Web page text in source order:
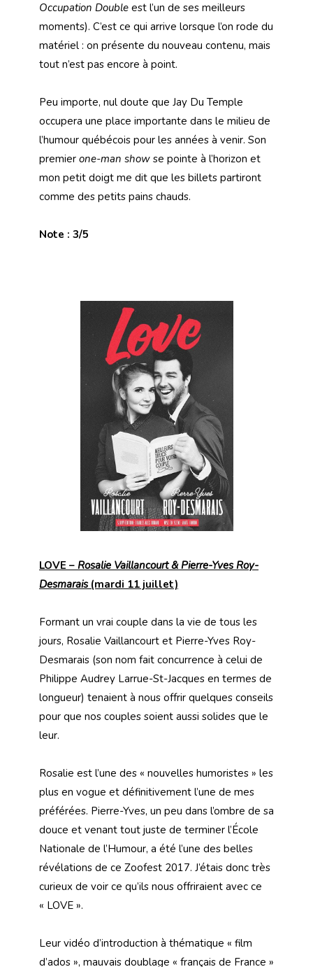
Occupation Double est l’un de ses meilleurs
moments). C’est ce qui arrive lorsque l’on rode du
matériel : on présente du nouveau contenu, mais
tout n’est pas encore à point.
Peu importe, nul doute que Jay Du Temple
occupera une place importante dans le milieu de
l’humour québécois pour les années à venir. Son
premier one-man show se pointe à l’horizon et
mon petit doigt me dit que les billets partiront
comme des petits pains chauds.
Note : 3/5
LOVE – Rosalie Vaillancourt & Pierre-Yves Roy-
Desmarais (mardi 11 juillet)
Formant un vrai couple dans la vie de tous les
jours, Rosalie Vaillancourt et Pierre-Yves Roy-
Desmarais (son nom fait concurrence à celui de
Philippe Audrey Larrue-St-Jacques en termes de
longueur) tenaient à nous offrir quelques conseils
pour que nos couples soient aussi solides que le
leur.
Rosalie est l’une des « nouvelles humoristes » les
plus en vogue et définitivement l’une de mes
préférées. Pierre-Yves, un peu dans l’ombre de sa
douce et venant tout juste de terminer l’École
Nationale de l’Humour, a été l’une des belles
révélations de ce Zoofest 2017. J’étais donc très
curieux de voir ce qu’ils nous offriraient avec ce
« LOVE ».
Leur vidéo d’introduction à thématique « film
d’ados », mauvais doublage « français de France »